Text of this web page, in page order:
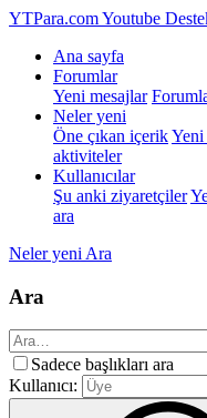
YTPara.comYoutube
Ana sayfa
Forumlar
Yeni mesajlar
Neler yeni
Öne çıkan içerikYeni
aktiviteler
Kullanıcılar
Şu anki ziyaretçiler
ara
Neler yeni Ara
Ara
Sadece başlıkları ara
Kullanıcı: